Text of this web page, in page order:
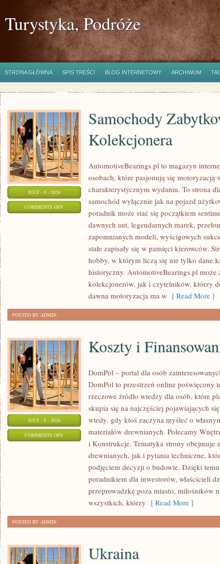
Turystyka, Podróże
STRONA GŁÓWNA SPIS TREŚCI BLOG INTERNETOWY ARCHIWUM
JULY - 9 - 2026
COMMENTS OFFON
SAMOCHODY
Samochody
Kolekcjonera
AutomotiveBearings.pl to magazyn
osobach, które pasjonują się motoryzacją
charakterystycznym wydaniu. To strona
samochód wyłącznie jak na pojazd
poradnik może stać się początkiem
dawnych aut, legendarnych marek,
zapomnianych modeli, wyścigowych
stałe zapisały się w pamięci kierowców.
hobby, w którym liczą się nie tylko dane
historyczny. AutomotiveBearings.pl może
kolekcjonerów, jak i czytelników, którzy
dawna motoryzacja ma w [ Read More ]
POSTED BY ADMIN
JULY - 8 - 2026
COMMENTS OFFON
FINANSOWANIE
Koszty i
DomPol – portal dla osób
DomPol to przestrzeń online poświęcony
rzeczowe źródło wiedzy dla osób, które
skupia się na najczęściej pojawiających
wtedy, gdy ktoś zaczyna myśleć o
materiałów drewnianych. Polecamy
i Konstrukcje. Tematyka strony obejmuje
drewnianych, jak i pytania techniczne,
podjęciem decyzji o budowie. Dzięki
poradnikiem dla inwestorów, właścicieli
przeprowadzkę poza miasto, miłośników
wszystkich, którzy [ Read More ]
POSTED BY ADMIN
Ukraina